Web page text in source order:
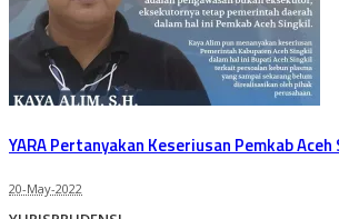
YARA Pertanyakan Keseriusan Pemkab
20-May-2022